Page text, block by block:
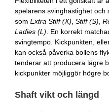
spelarens svinghastighet och
som Extra Stiff (X) Stiff (S)
Ladies (L) . En korrekt
svingtempo. Kickpunkten,
kan också påverka bollens
tenderar att producera lägre
kickpunkter möjliggör högre
Shaft vikt och längd